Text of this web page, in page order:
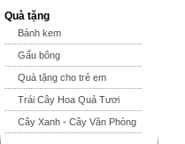
Quà tặng
Bánh kem
Gấu bông
Quà tặng cho trẻ em
Trái Cây Hoa Quả Tươi
Cây Xanh - Cây Văn Phòng